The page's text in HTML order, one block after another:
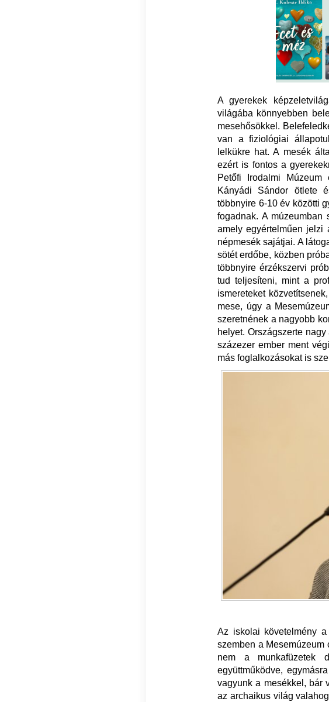
A gyerekek
világába könnyebben
mesehősökkel.
van a fiziológiai
lelkükre hat. A mesék
ezért is fontos a
Petőfi Irodalmi
Kányádi Sándor ötlete
többnyire 6-10 év közötti
fogadnak. A múzeumban
amely egyértelműen jelzi
népmesék sajátjai. A
sötét erdőbe, közben
többnyire érzékszervi
tud teljesíteni, mint a
ismereteket
mese, úgy a
szeretnének a nagyobb
helyet. Országszerte
százezer ember ment
más foglalkozásokat is
Az iskolai követelmény a
szemben a Mesemúzeum
nem a munkafüzetek
együttműködve,
vagyunk a mesékkel, bár
az archaikus világ